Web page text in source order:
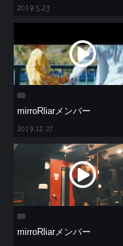
2019.5.23
mirroRliarメンバー
2019.12.27
mirroRliarメンバー